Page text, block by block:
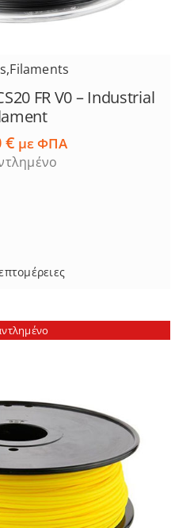
,Filaments
FR V0 – Industrial
€ με ΦΠΑ